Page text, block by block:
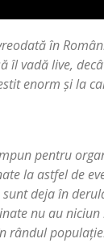
în
îl vadă live,
enorm și la
pentru
la astfel de
deja în
nu au
rândul